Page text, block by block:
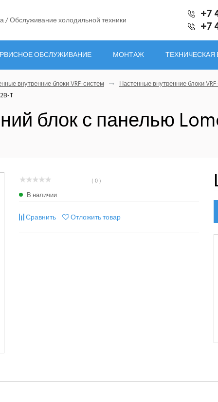
/ Обслуживание холодильной техники +7
+7
ОБСЛУЖИВАНИЕ МОНТАЖ ТЕХНИЧЕСКАЯ
внутренние блоки VRF-систем
Настенные внутренние блоки
T
блок с панелью
( 0 )
В наличии
Сравнить Отложить товар